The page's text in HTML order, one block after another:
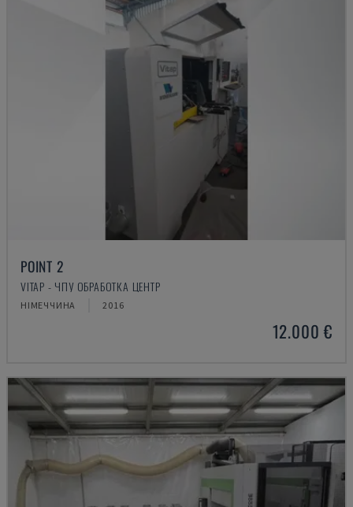
POINT 2
VITAP - ЧПУ ОБРАБОТКА ЦЕНТР
НІМЕЧЧИНА 2016
12.000 €